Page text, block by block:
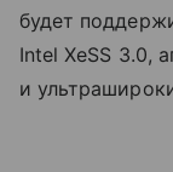
будет
Intel XeSS 3.0,
и